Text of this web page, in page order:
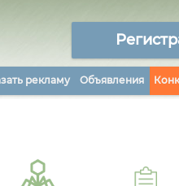
рекламу Объявления